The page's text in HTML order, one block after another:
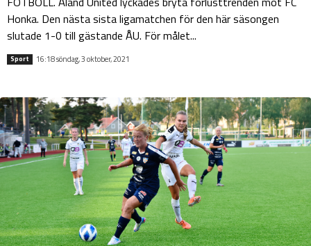
Honka. Den nästa sista ligamatchen för den här säsongen
slutade 1-0 till gästande ÅU. För målet...
Sport 16:18 söndag, 3 oktober, 2021